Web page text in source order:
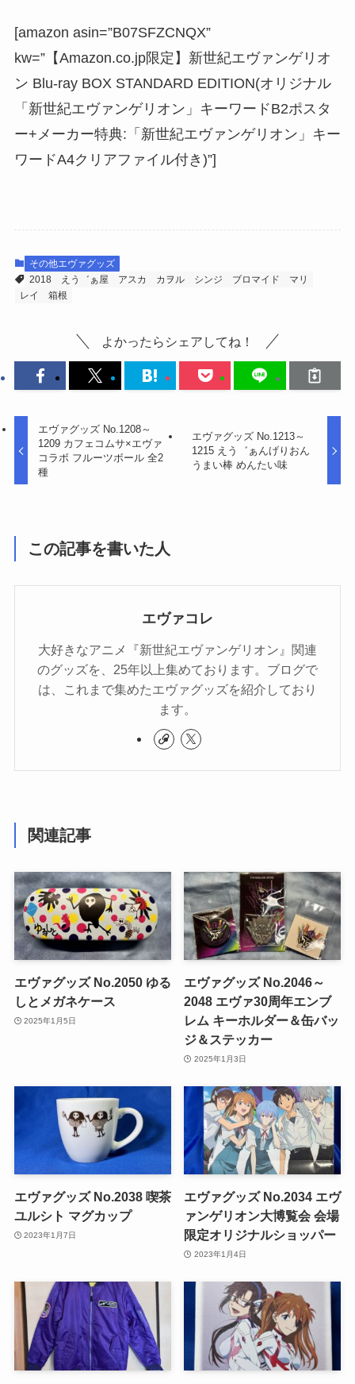
[amazon asin=”B07SFZCNQX”
kw=”【Amazon.co.jp限定】新世紀エヴァンゲリオ
ン Blu-ray BOX STANDARD EDITION(オリジナル
「新世紀エヴァンゲリオン」キーワードB2ポスタ
ー+メーカー特典:「新世紀エヴァンゲリオン」キー
ワードA4クリアファイル付き)”]
その他エヴァグッズ
2018
えう゛ぁ屋 アスカ カヲル シンジ ブロマイド
マリ
レイ
箱根
よかったらシェアしてね！
エヴァグッズ No.1208～
1209 カフェコムサ×エヴァ
コラボ フルーツボール 全2
種
エヴァグッズ No.1213～
1215 えう゛ぁんげりおん
うまい棒 めんたい味
この記事を書いた人
エヴァコレ
大好きなアニメ『新世紀エヴァンゲリオン』関連
のグッズを、25年以上集めております。ブログで
は、これまで集めたエヴァグッズを紹介しており
ます。
関連記事
エヴァグッズ No.2050 ゆる
しとメガネケース
2025年1月5日
エヴァグッズ No.2046～
2048 エヴァ30周年エンブ
レム キーホルダー＆缶バッ
ジ＆ステッカー
2025年1月3日
エヴァグッズ No.2038 喫茶
ユルシト マグカップ
2023年1月7日
エヴァグッズ No.2034 エヴ
ァンゲリオン大博覧会 会場
限定オリジナルショッパー
2023年1月4日